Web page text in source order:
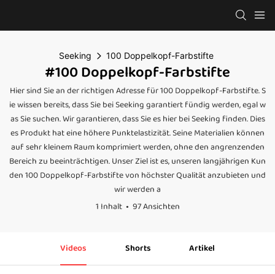
Seeking 100 Doppelkopf-Farbstifte
#100 Doppelkopf-Farbstifte
Hier sind Sie an der richtigen Adresse für 100 Doppelkopf-Farbstifte. S
ie wissen bereits, dass Sie bei Seeking garantiert fündig werden, egal w
as Sie suchen. Wir garantieren, dass Sie es hier bei Seeking finden. Dies
es Produkt hat eine höhere Punktelastizität. Seine Materialien können
auf sehr kleinem Raum komprimiert werden, ohne den angrenzenden
Bereich zu beeinträchtigen. Unser Ziel ist es, unseren langjährigen Kun
den 100 Doppelkopf-Farbstifte von höchster Qualität anzubieten und
wir werden a
1 Inhalt
97 Ansichten
Videos Shorts Artikel